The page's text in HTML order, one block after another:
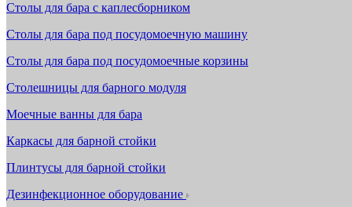
Столы для бара с каплесборником
Столы для бара под посудомоечную машину
Столы для бара под посудомоечные корзины
Столешницы для барного модуля
Моечные ванны для бара
Каркасы для барной стойки
Плинтусы для барной стойки
Дезинфекционное оборудование